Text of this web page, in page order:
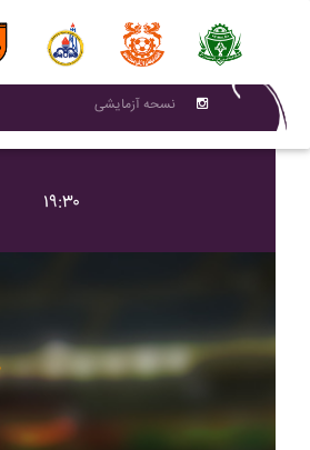
نسحه آزمایشی
۱۹:۳۰